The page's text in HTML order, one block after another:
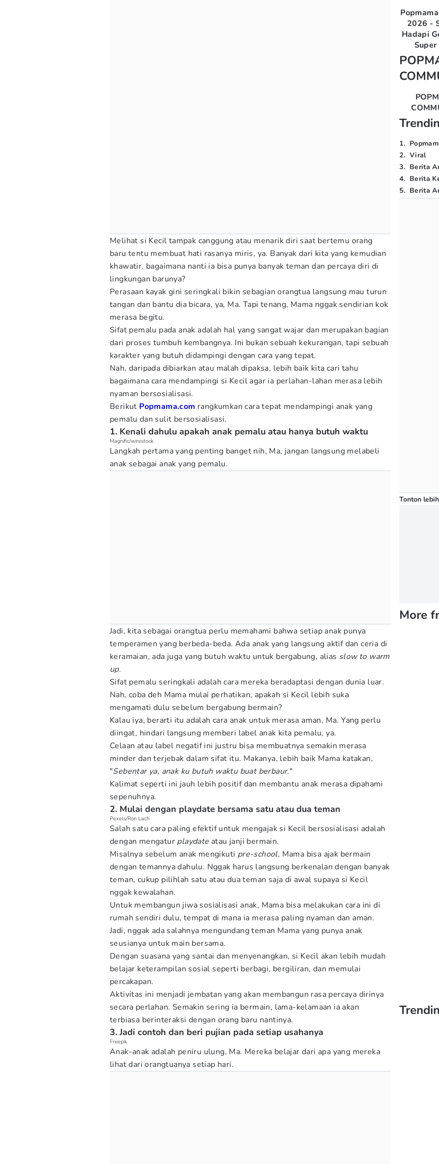
Melihat si Kecil tampak canggung atau menarik diri saat bertemu orang
baru tentu membuat hati rasanya miris, ya. Banyak dari kita yang kemudian
khawatir, bagaimana nanti ia bisa punya banyak teman dan percaya diri di
lingkungan barunya?
Perasaan kayak gini seringkali bikin sebagian orangtua langsung mau turun
tangan dan bantu dia bicara, ya, Ma. Tapi tenang, Mama nggak sendirian kok
merasa begitu.
Sifat pemalu pada anak adalah hal yang sangat wajar dan merupakan bagian
dari proses tumbuh kembangnya. Ini bukan sebuah kekurangan, tapi sebuah
karakter yang butuh didampingi dengan cara yang tepat.
Nah, daripada dibiarkan atau malah dipaksa, lebih baik kita cari tahu
bagaimana cara mendampingi si Kecil agar ia perlahan-lahan merasa lebih
nyaman bersosialisasi.
Berikut Popmama.com rangkumkan cara tepat mendampingi anak yang
pemalu dan sulit bersosialisasi.
1. Kenali dahulu apakah anak pemalu atau hanya butuh waktu
Magnific/wirestock
Langkah pertama yang penting banget nih, Ma, jangan langsung melabeli
anak sebagai anak yang pemalu.
Jadi, kita sebagai orangtua perlu memahami bahwa setiap anak punya
temperamen yang berbeda-beda. Ada anak yang langsung aktif dan ceria di
keramaian, ada juga yang butuh waktu untuk bergabung, alias slow to warm
up.
Sifat pemalu seringkali adalah cara mereka beradaptasi dengan dunia luar.
Nah, coba deh Mama mulai perhatikan, apakah si Kecil lebih suka
mengamati dulu sebelum bergabung bermain?
Kalau iya, berarti itu adalah cara anak untuk merasa aman, Ma. Yang perlu
diingat, hindari langsung memberi label anak kita pemalu, ya.
Celaan atau label negatif ini justru bisa membuatnya semakin merasa
minder dan terjebak dalam sifat itu. Makanya, lebih baik Mama katakan,
"Sebentar ya, anak ku butuh waktu buat berbaur."
Kalimat seperti ini jauh lebih positif dan membantu anak merasa dipahami
sepenuhnya.
2. Mulai dengan playdate bersama satu atau dua teman
Pexels/Ron Lach
Salah satu cara paling efektif untuk mengajak si Kecil bersosialisasi adalah
dengan mengatur playdate atau janji bermain.
Misalnya sebelum anak mengikuti pre-school, Mama bisa ajak bermain
dengan temannya dahulu. Nggak harus langsung berkenalan dengan banyak
teman, cukup pilihlah satu atau dua teman saja di awal supaya si Kecil
nggak kewalahan.
Untuk membangun jiwa sosialisasi anak, Mama bisa melakukan cara ini di
rumah sendiri dulu, tempat di mana ia merasa paling nyaman dan aman.
Jadi, nggak ada salahnya mengundang teman Mama yang punya anak
seusianya untuk main bersama.
Dengan suasana yang santai dan menyenangkan, si Kecil akan lebih mudah
belajar keterampilan sosial seperti berbagi, bergiliran, dan memulai
percakapan.
Aktivitas ini menjadi jembatan yang akan membangun rasa percaya dirinya
secara perlahan. Semakin sering ia bermain, lama-kelamaan ia akan
terbiasa berinteraksi dengan orang baru nantinya.
3. Jadi contoh dan beri pujian pada setiap usahanya
Freepik
Anak-anak adalah peniru ulung, Ma. Mereka belajar dari apa yang mereka
lihat dari orangtuanya setiap hari.
2026 -
Hadapi
1.
2. Viral
3. Berita
4. Berita
5. Berita
Tonton
More